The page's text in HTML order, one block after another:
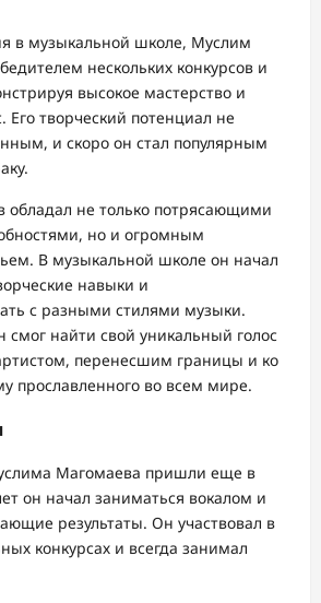
в музыкальной школе, Муслим
нескольких конкурсов и
высокое мастерство и
Его творческий потенциал не
и скоро он стал популярным
не только потрясающими
но и огромным
В музыкальной школе он начал
навыки и
с разными стилями музыки.
смог найти свой уникальный голос
перенесшим границы и ко
прославленного во всем мире.
Магомаева пришли еще в
он начал заниматься вокалом и
результаты. Он участвовал в
конкурсах и всегда занимал